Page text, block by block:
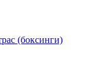
(боксинги)